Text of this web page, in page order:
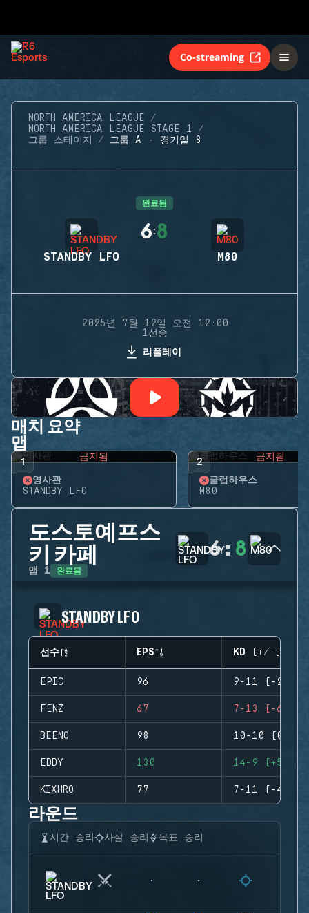
Co-streaming
NORTH AMERICA LEAGUE
NORTH AMERICA LEAGUE STAGE 1
그룹 스테이지
그룹 A - 경기일 8
완료됨
STANDBY LFO
6:8
M80
2025년 7월 12일 오전 12:00
1선승
리플레이
매치 요약
맵
1 금지됨
영사관
STANDBY LFO
2 금지됨
클럽하우스
M80
도스토예프스
키 카페
맵 1 완료됨
6: 8
STANDBY LFO
선수 EPS KD (+/-)
EPIC 96 9-11 (-2)
FENZ 67 7-13 (-6)
BEENO 98 10-10 (0)
EDDY 130 14-9 (+5)
KIXHRO 77 7-11 (-4)
라운드
시간 승리 사살 승리 목표 승리